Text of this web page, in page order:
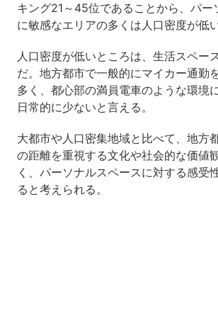
キング21～45位であることから、パー
に敏感なエリアの多くは人口密度が低
人口密度が低いところは、生活スペー
だ。地方都市で一般的にマイカー通勤
多く、都心部の満員電車のような環境
日常的に少ないと言える。
大都市や人口密集地域と比べて、地方
の距離を重視する文化や社会的な価値
く、パーソナルスペースに対する感受
ると考えられる。